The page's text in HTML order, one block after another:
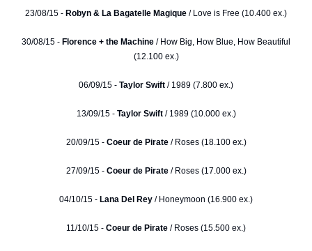
23/08/15 - Robyn & La Bagatelle Magique / Love is Free (10.400 ex.)
30/08/15 - Florence + the Machine / How Big, How Blue, How Beautiful
(12.100 ex.)
06/09/15 - Taylor Swift / 1989 (7.800 ex.)
13/09/15 - Taylor Swift / 1989 (10.000 ex.)
20/09/15 - Coeur de Pirate/ Roses (18.100 ex.)
27/09/15 - Coeur de Pirate/ Roses (17.000 ex.)
04/10/15 - Lana Del Rey / Honeymoon (16.900 ex.)
11/10/15 - Coeur de Pirate / Roses (15.500 ex.)